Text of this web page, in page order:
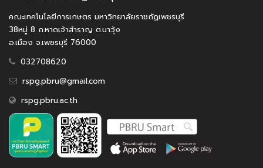
คณะเทคโนโลยีการเกษตร มหาวิทยาลัยราชถัฏเพชรบุรี
38หมู่ 8 ถ.หาดเจ้าสำราญ ต.นาวุ้ง
อ.เมือง จ.เพชรบุรี 76000
032708620
rspg.pbru@gmail.com
rspg.pbru.ac.th